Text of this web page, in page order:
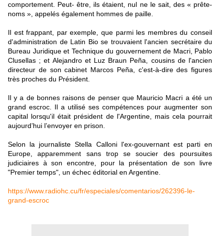
comportement. Peut- être, ils étaient, nul ne le sait, des « prête-
noms », appelés également hommes de paille.
Il est frappant, par exemple, que parmi les membres du conseil
d'administration de Latin Bio se trouvaient l'ancien secrétaire du
Bureau Juridique et Technique du gouvernement de Macri, Pablo
Clusellas ; et Alejandro et Luz Braun Peña, cousins ​​de l'ancien
directeur de son cabinet Marcos Peña, c'est-à-dire des figures
très proches du Président.
Il y a de bonnes raisons de penser que Mauricio Macri a été un
grand escroc. Il a utilisé ses compétences pour augmenter son
capital lorsqu'il était président de l'Argentine, mais cela pourrait
aujourd’hui l’envoyer en prison.
Selon la journaliste Stella Calloni l'ex-gouvernant est parti en
Europe, apparemment sans trop se soucier des poursuites
judiciaires à son encontre, pour la présentation de son livre
"Premier temps", un échec éditorial en Argentine.
https://www.radiohc.cu/fr/especiales/comentarios/262396-le-
grand-escroc